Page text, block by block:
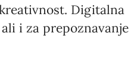
Digitalna
i za prepoznavanje